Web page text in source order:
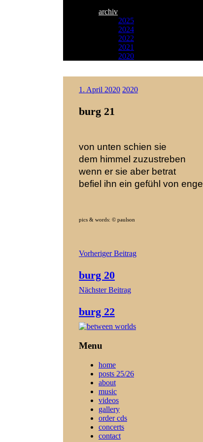
archiv
2025
2024
2022
2021
2020
Inhalt
Paulson
1. April 2020 2020
burg 21
von unten schien sie
dem himmel zuzustreben
wenn er sie aber betrat
befiel ihn ein gefühl von enge
pics & words: © paulson
Beitragsnavigation
Vorheriger Beitrag
burg 20
Nächster Beitrag
burg 22
Menu
home
posts 25/26
about
music
videos
gallery
order cds
concerts
contact